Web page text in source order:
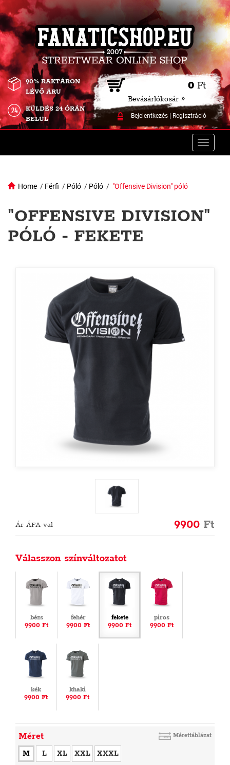
0 Ft
Bevásárlókosár »
Bejelentkezés| Regisztráció
90% RAKTÁRON
LÉVŐ ÁRU
KÜLDÉS 24 ÓRÁN
BELÜL
Toggle
Home / Férfi / Póló / Póló / "Offensive Division" póló
"OFFENSIVE DIVISION"
PÓLÓ - FEKETE
Ár ÁFA-val 9900 Ft
Válasszon színváltozatot
bézs
9900 Ft
fehér
9900 Ft
fekete
9900 Ft
piros
9900 Ft
kék
9900 Ft
khaki
9900 Ft
Méret Mérettáblázat
M L XL XXL XXXL